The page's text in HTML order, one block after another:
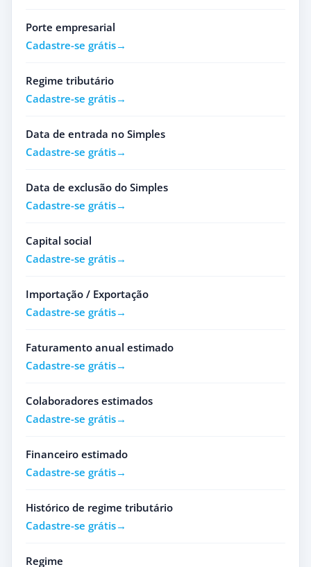
Porte empresarial
Cadastre-se grátis
Regime tributário
Cadastre-se grátis
Data de entrada no Simples
Cadastre-se grátis
Data de exclusão do Simples
Cadastre-se grátis
Capital social
Cadastre-se grátis
Importação / Exportação
Cadastre-se grátis
Faturamento anual estimado
Cadastre-se grátis
Colaboradores estimados
Cadastre-se grátis
Financeiro estimado
Cadastre-se grátis
Histórico de regime tributário
Cadastre-se grátis
Regime